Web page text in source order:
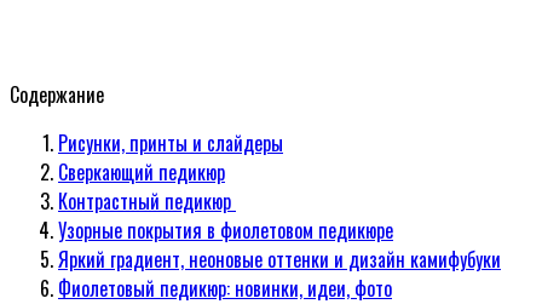
Содержание
Рисунки, принты и слайдеры
Сверкающий педикюр
Контрастный педикюр
Узорные покрытия в фиолетовом педикюре
Яркий градиент, неоновые оттенки и дизайн камифубуки
Фиолетовый педикюр: новинки, идеи, фото